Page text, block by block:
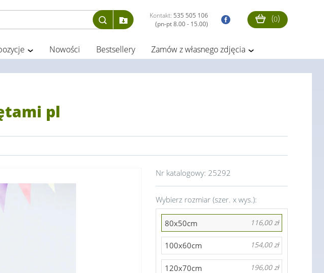
Kontakt: 535 505 106
(pn-pt 8.00 - 15.00)
(0)
Nowości Bestsellery Zamów z własnego zdjęcia
pl
Nr katalogowy: 25292
Wybierz rozmiar (szer. x wys.):
80x50cm 116,00 zł
100x60cm 154,00 zł
120x70cm 196,00 zł